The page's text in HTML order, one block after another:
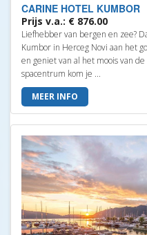
CARINE HOTEL KUMBOR
Prijs v.a.: € 876.00
Liefhebber van bergen en zee?
Kumbor in Herceg Novi aan het
en geniet van al het moois van
spacentrum kom je ...
MEER INFO